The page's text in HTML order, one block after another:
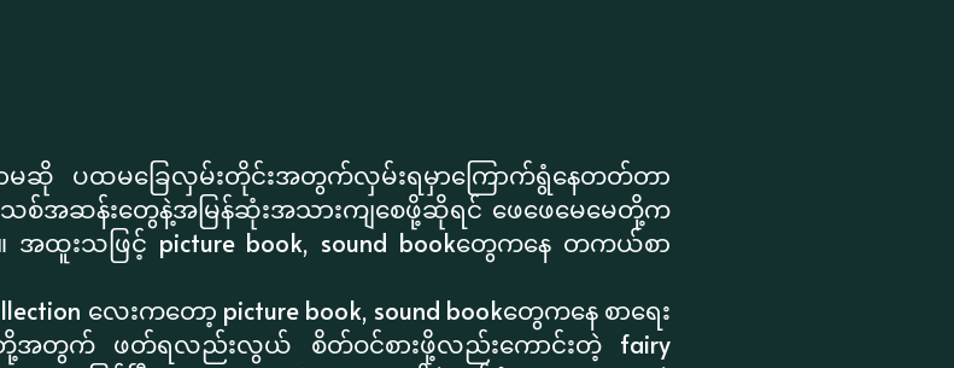
ဆို ပထမခြေလှမ်းတိုင်းအတွက်လှမ်းရမှာကြောက်ရွံနေတတ်တာ
စ်အဆန်းတွေနဲ့အမြန်ဆုံးအသားကျစေဖို့ဆိုရင် ဖေဖေမေမေတို့က
းသဖြင့် picture book, sound bookတွေကနေ တကယ်စာ
လေးကတော့ picture book, sound bookတွေကနေ စာရေး
အတွက် ဖတ်ရလည်းလွယ် စိတ်ဝင်စားဖို့လည်းကောင်းတဲ့ fairy